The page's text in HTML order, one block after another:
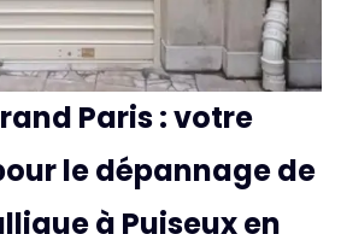
Paris :votre
le dépannage de
à Puiseux en